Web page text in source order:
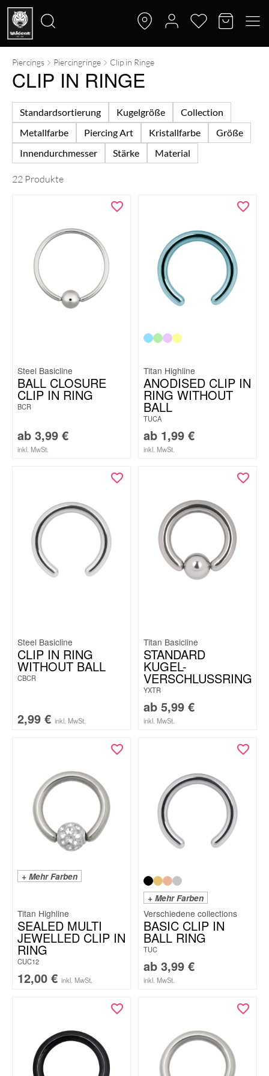
Suche
nach:
Piercings Piercingringe Clip in Ringe
CLIP IN RINGE
Standardsortierung Kugelgröße
Collection
Metallfarbe
Piercing Art Kristallfarbe
Größe
Innendurchmesser
Stärke Material
22 Produkte
Steel Basicline
BALL CLOSURE
CLIP IN RING
BCR
ab 3,99 €
inkl. MwSt.
Titan Highline
ANODISED CLIP IN
RING WITHOUT
BALL
TUCA
ab 1,99 €
inkl. MwSt.
Steel Basicline
CLIP IN RING
WITHOUT BALL
CBCR
2,99 € inkl. MwSt.
Titan Basicline
STANDARD
KUGEL-
VERSCHLUSSRING
YXTR
ab 5,99 €
inkl. MwSt.
+ Mehr Farben
Titan Highline
SEALED MULTI
JEWELLED CLIP IN
RING
CUC12
12,00 € inkl. MwSt.
+ Mehr Farben
BASIC CLIP IN
BALL RING
TUC
ab 3,99 €
inkl. MwSt.